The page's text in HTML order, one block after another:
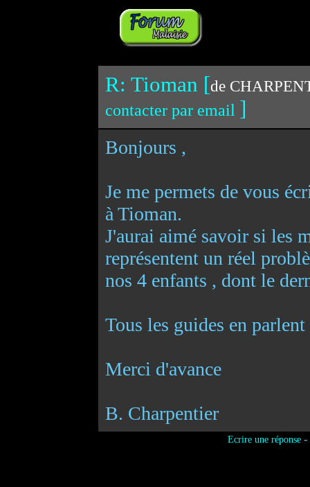
R: Tioman [de
contacter par email ]
Bonjours ,
Je me permets de vous
à Tioman.
J'aurai aimé savoir si les
représentent un réel
nos 4 enfants , dont le
Tous les guides en
Merci d'avance
B. Charpentier
Ecrire une réponse-